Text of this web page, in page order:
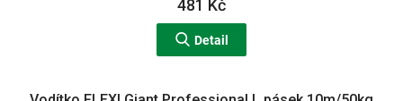
481 Kč
Detail